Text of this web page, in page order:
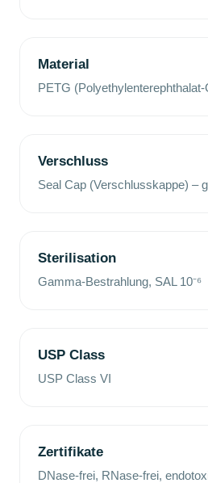
Material
PETG
Verschluss
Seal Cap (Verschlusskappe) –
Sterilisation
Gamma-Bestrahlung, SAL 10⁻⁶
USP Class
USP Class VI
Zertifikate
DNase-frei, RNase-frei,